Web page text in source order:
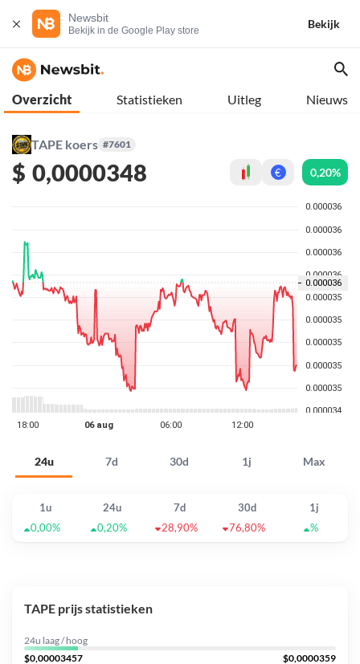
Newsbit
Bekijk in de Google Play store
Bekijk
Overzicht Statistieken Uitleg Nieuws
TAPE koers #7601
$ 0,0000348 € 0,20%
24u 7d 30d 1j Max
1u 24u 7d 30d
1j
0,00%
0,20% 28,90% 76,80% %
TAPE prijs statistieken
24u laag / hoog
$0,00003457
$0,0000359